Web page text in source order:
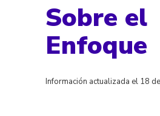
Sobre el
Enfoque
Información actualizada el 18